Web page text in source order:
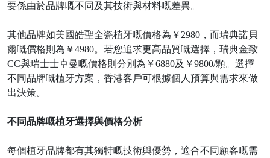
要係由於品牌嘅不同及其技術與材料嘅差異。
其他品牌如美國皓聖全瓷植牙嘅價格為￥ 2980，而瑞典諾貝
爾嘅價格則為￥4980。若您追求更高品質嘅選擇，瑞典金致
CC與瑞士士卓曼嘅價格則分別為￥6880及￥9800/顆。選擇
不同品牌嘅植牙方案，香港客戶可根據個人預算與需求來做
出決策。
不同品牌嘅植牙選擇與價格分析
每個植牙品牌都有其獨特嘅技術與優勢，適合不同顧客嘅需